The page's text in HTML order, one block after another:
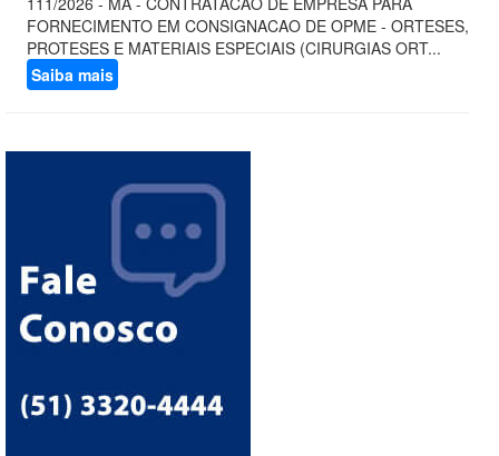
FORNECIMENTO EM CONSIGNACAO DE OPME - ORTESES,
PROTESES E MATERIAIS ESPECIAIS (CIRURGIAS ORT...
Saiba mais